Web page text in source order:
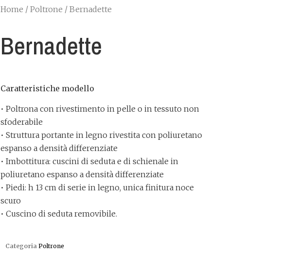
Home / Poltrone / Bernadette
Bernadette
Caratteristiche modello
• Poltrona con rivestimento in pelle o in tessuto non
sfoderabile
• Struttura portante in legno rivestita con poliuretano
espanso a densità differenziate
• Imbottitura: cuscini di seduta e di schienale in
poliuretano espanso a densità differenziate
• Piedi: h 13 cm di serie in legno, unica finitura noce
scuro
• Cuscino di seduta removibile.
Categoria Poltrone